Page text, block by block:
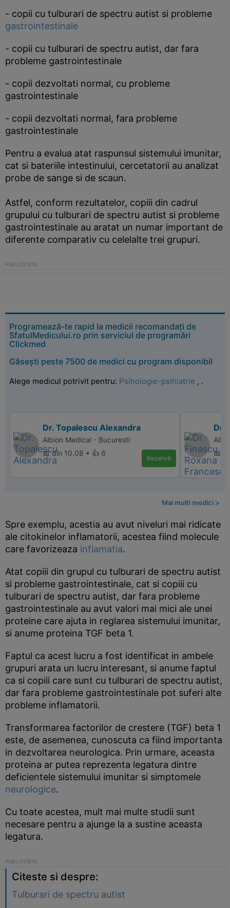
- copii cu tulburari de spectru autist si probleme
gastrointestinale
- copii cu tulburari de spectru autist, dar fara
probleme gastrointestinale
- copii dezvoltati normal, cu probleme
gastrointestinale
- copii dezvoltati normal, fara probleme
gastrointestinale
Pentru a evalua atat raspunsul sistemului imunitar,
cat si bateriile intestinului, cercetatorii au analizat
probe de sange si de scaun.
Astfel, conform rezultatelor, copiii din cadrul
grupului cu tulburari de spectru autist si probleme
gastrointestinale au aratat un numar important de
diferente comparativ cu celelalte trei grupuri.
Programează-te rapid la medicii recomandați de
SfatulMedicului.ro prin serviciul de programări
Clickmed
Găsești peste 7500 de medici cu program disponibil
Alege medicul potrivit pentru: Psihologie-psihiatrie , .
Dr. Topalescu Alexandra
Albion Medical - Bucuresti
📅 din 10.08 • 👍 6
Rezervă
Dr.
📅
Mai multi medici >
Spre exemplu, acestia au avut niveluri mai ridicate
ale citokinelor inflamatorii, acestea fiind molecule
care favorizeaza inflamatia.
Atat copiii din grupul cu tulburari de spectru autist
si probleme gastrointestinale, cat si copiii cu
tulburari de spectru autist, dar fara probleme
gastrointestinale au avut valori mai mici ale unei
proteine care ajuta in reglarea sistemului imunitar,
si anume proteina TGF beta 1.
Faptul ca acest lucru a fost identificat in ambele
grupuri arata un lucru interesant, si anume faptul
ca si copiii care sunt cu tulburari de spectru autist,
dar fara probleme gastrointestinale pot suferi alte
probleme inflamatorii.
Transformarea factorilor de crestere (TGF) beta 1
este, de asemenea, cunoscuta ca fiind importanta
in dezvoltarea neurologica. Prin urmare, aceasta
proteina ar putea reprezenta legatura dintre
deficientele sistemului imunitar si simptomele
neurologice.
Cu toate acestea, mult mai multe studii sunt
necesare pentru a ajunge la a sustine aceasta
legatura.
Citeste si despre:
Tulburari de spectru autist